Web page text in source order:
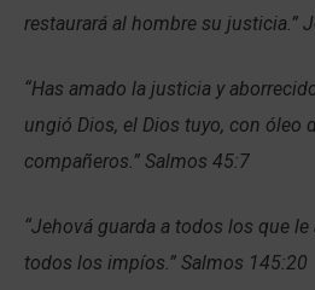
restaurará al hombre su justicia.”
“Has amado la justicia y
ungió Dios, el Dios tuyo, con óleo
compañeros.” Salmos 45:7
“Jehová guarda a todos los que
todos los impíos.” Salmos 145:20